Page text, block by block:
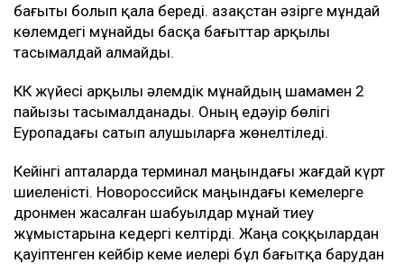
бағыты болып қала береді. Қазақстан әзірге мұндай
көлемдегі мұнайды басқа бағыттар арқылы
тасымалдай алмайды.
КҚК жүйесі арқылы әлемдік мұнайдың шамамен 2
пайызы тасымалданады. Оның едәуір бөлігі
Еуропадағы сатып алушыларға жөнелтіледі.
Кейінгі апталарда терминал маңындағы жағдай күрт
шиеленісті. Новороссийск маңындағы кемелерге
дронмен жасалған шабуылдар мұнай тиеу
жұмыстарына кедергі келтірді. Жаңа соққылардан
қауіптенген кейбір кеме иелері бұл бағытқа барудан